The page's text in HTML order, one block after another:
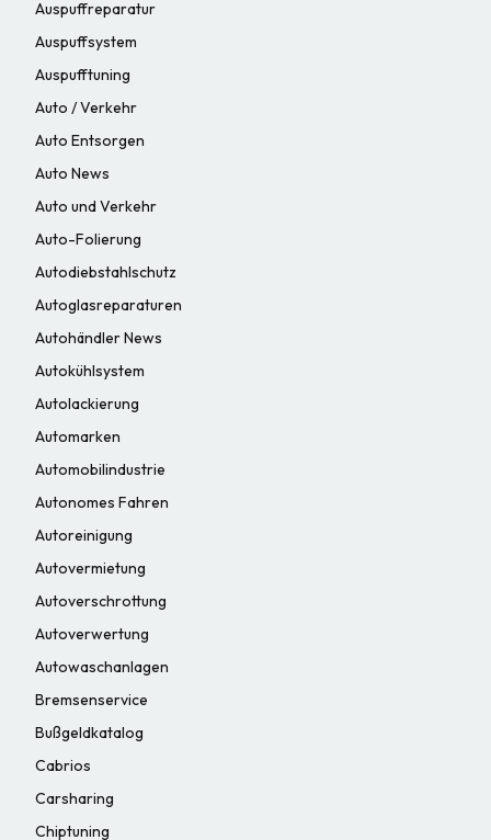
Auspuffreparatur
Auspuffsystem
Auspufftuning
Auto / Verkehr
Auto Entsorgen
Auto News
Auto und Verkehr
Auto-Folierung
Autodiebstahlschutz
Autoglasreparaturen
Autohändler News
Autokühlsystem
Autolackierung
Automarken
Automobilindustrie
Autonomes Fahren
Autoreinigung
Autovermietung
Autoverschrottung
Autoverwertung
Autowaschanlagen
Bremsenservice
Bußgeldkatalog
Cabrios
Carsharing
Chiptuning